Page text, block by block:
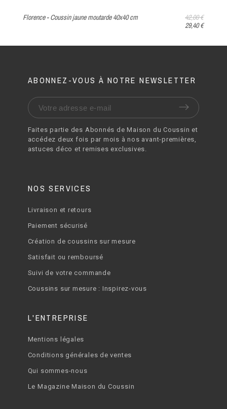
Florence - Coussin jaune moutarde 40x40 cm
42,00 €
29,40 €
ABONNEZ-VOUS À NOTRE NEWSLETTER
Faites partie des Abonnés de Maison du Coussin et
accédez deux fois par mois à nos avant-premières,
astuces déco et remises exclusives.
NOS SERVICES
Livraison et retours
Paiement sécurisé
Création de coussins sur mesure
Satisfait ou remboursé
Suivi de votre commande
Coussins sur mesure : Inspirez-vous
L'ENTREPRISE
Mentions légales
Conditions générales de ventes
Qui sommes-nous
Le Magazine Maison du Coussin